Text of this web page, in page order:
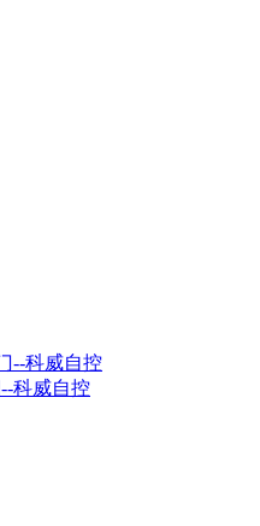
--科威自控
科威自控